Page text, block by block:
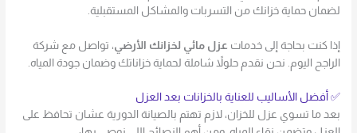
لضمان حماية خزانك من التسربات والمشاكل المستقبلية.
إذا كنت بحاجة إلى خدمات عزل مائي لخزانك الأرضي، تواصل مع شركة
الراجح اليوم. نحن نقدم حلولاً شاملة لحماية خزاناتك وضمان جودة المياه.
✅ أفضل الأساليب للعناية بالخزانات بعد العزل
بعد ما تسوي عزل للخزان، لازم تهتم بالصيانة الدورية عشان تحافظ على